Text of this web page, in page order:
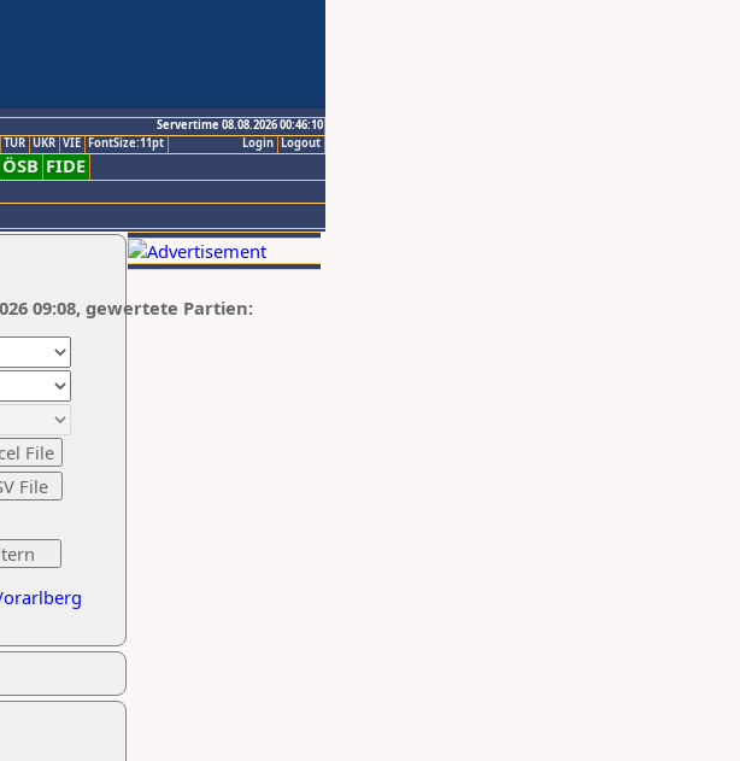
Servertime 08.08.2026 00:46:10
Logout
Login
TUR UKR VIE FontSize:11pt
ÖSB FIDE
09:08, gewertete Partien: